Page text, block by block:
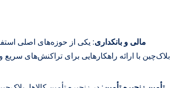
مالی و بانکداری: یکی از حوزه‌های اصلی
بلاک‌چین با ارائه راهکارهایی برای تراکنش‌های